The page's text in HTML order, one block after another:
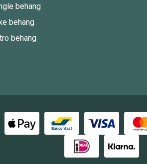
behang
behang
behang